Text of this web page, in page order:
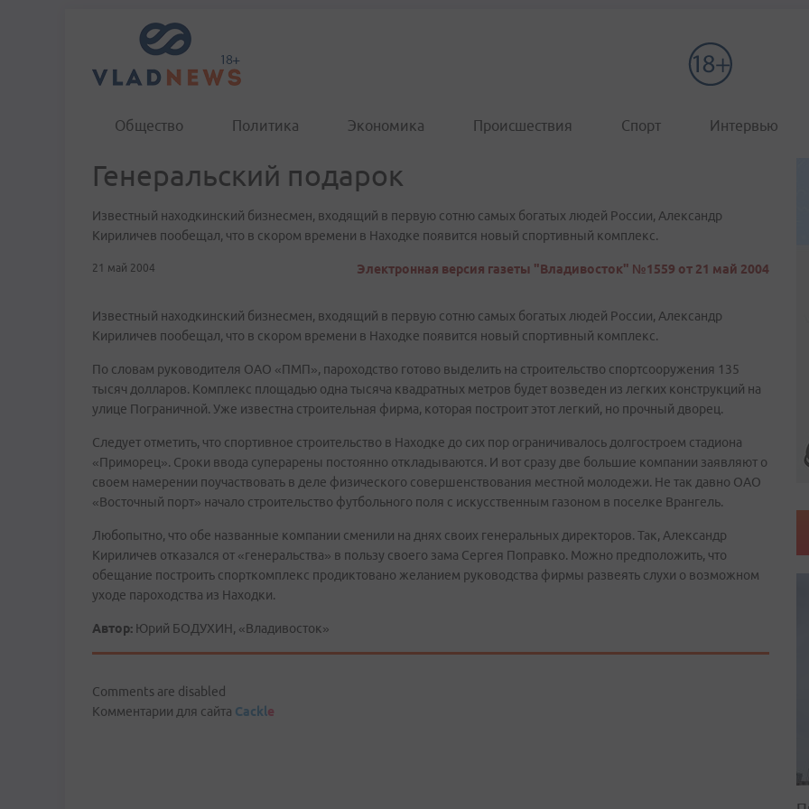
Общество Политика Экономика Происшествия Спорт Интервью
Генеральский подарок
Известный находкинский бизнесмен, входящий в первую сотню самых богатых людей России, Александр
Кириличев пообещал, что в скором времени в Находке появится новый спортивный комплекс.
21 май 2004 Электронная версия газеты "Владивосток" №1559 от 21 май 2004
Известный находкинский бизнесмен, входящий в первую сотню самых богатых людей России, Александр
Кириличев пообещал, что в скором времени в Находке появится новый спортивный комплекс.
По словам руководителя ОАО «ПМП», пароходство готово выделить на строительство спортсооружения 135
тысяч долларов. Комплекс площадью одна тысяча квадратных метров будет возведен из легких конструкций на
улице Пограничной. Уже известна строительная фирма, которая построит этот легкий, но прочный дворец.
Следует отметить, что спортивное строительство в Находке до сих пор ограничивалось долгостроем стадиона
«Приморец». Сроки ввода суперарены постоянно откладываются. И вот сразу две большие компании заявляют о
своем намерении поучаствовать в деле физического совершенствования местной молодежи. Не так давно ОАО
«Восточный порт» начало строительство футбольного поля с искусственным газоном в поселке Врангель.
Любопытно, что обе названные компании сменили на днях своих генеральных директоров. Так, Александр
Кириличев отказался от «генеральства» в пользу своего зама Сергея Поправко. Можно предположить, что
обещание построить спорткомплекс продиктовано желанием руководства фирмы развеять слухи о возможном
уходе пароходства из Находки.
Автор: Юрий БОДУХИН, «Владивосток»
Comments are disabled
Комментарии для сайта Cackle